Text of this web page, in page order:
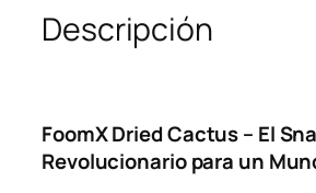
Descripción
FoomX Dried Cactus – El
Revolucionario para un